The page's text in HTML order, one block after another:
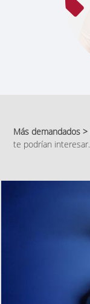
Más demandados >
te podrían interesar.